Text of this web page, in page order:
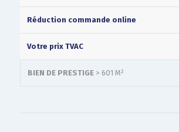
BIEN DE PRESTIGE> 601 M²